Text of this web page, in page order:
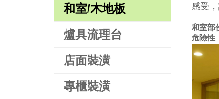
和室/木地板
爐具流理台
店面裝潢
專櫃裝潢
感受
和室部
危險性